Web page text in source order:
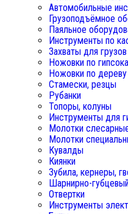
Автомобильные
Грузоподъёмное
Паяльное
Инструменты по
Захваты для грузов
Ножовки по
Ножовки по дереву
Стамески, резцы
Рубанки
Топоры, колуны
Инструменты для
Молотки
Молотки
Кувалды
Киянки
Зубила, кернеры,
Шарнирно-
Отвертки
Инструменты